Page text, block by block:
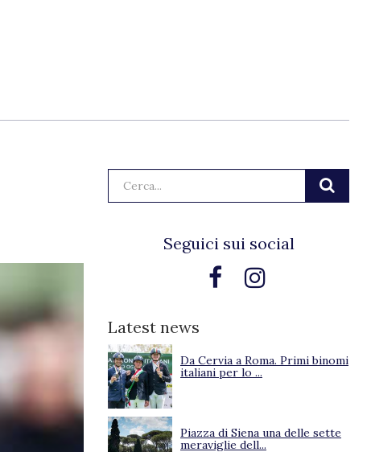
Seguici sui social
Latest news
Da Cervia a Roma. Primi binomi
italiani per lo ...
Piazza di Siena una delle sette
meraviglie dell...